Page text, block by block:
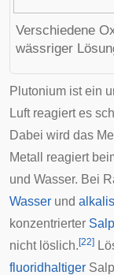
Verschiedene
wässriger
Plutonium ist ein
Luft reagiert es
Dabei wird das
Metall reagiert
und Wasser. Bei
Wasser und
konzentrierter
nicht löslich. [22]
fluoridhaltiger